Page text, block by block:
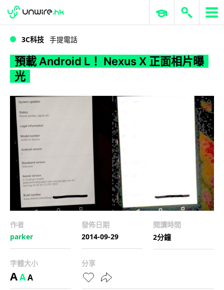
預載 Android L！ Nexus X 正面相片曝光
WWDC 2026 ERP 與商業 AI
3C科技 手提電話
預載 Android L！ Nexus X 正面相片曝
光
作者
parker
發佈日期
2014-09-29
閱讀時間
2分鐘
字體大小
AAA
分享